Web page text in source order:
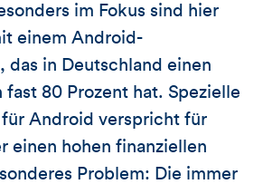
im Fokus sind hier
einem Android-
das in Deutschland einen
80 Prozent hat. Spezielle
Android verspricht für
einen hohen finanziellen
Problem: Die immer